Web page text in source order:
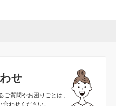
せ
ご質問やお困りごとは、
わせください。